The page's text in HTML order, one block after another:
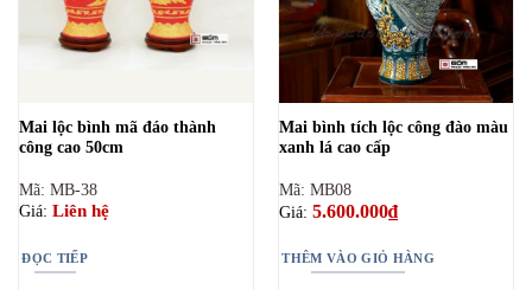
Mai lộc bình mã đáo thành
công cao 50cm
Mã: MB-38
Giá: Liên hệ
ĐỌC TIẾP
Mai bình tích lộc công đào màu
xanh lá cao cấp
Mã: MB08
Giá: 5.600.000₫
THÊM VÀO GIỎ HÀNG